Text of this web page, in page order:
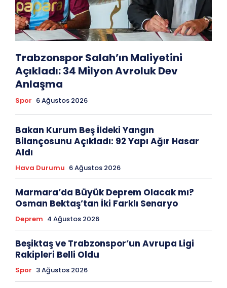
Trabzonspor Salah’ın Maliyetini
Açıkladı: 34 Milyon Avroluk Dev
Anlaşma
Spor 6 Ağustos 2026
Bakan Kurum Beş İldeki Yangın
Bilançosunu Açıkladı: 92 Yapı Ağır Hasar
Aldı
Hava Durumu 6 Ağustos 2026
Marmara’da Büyük Deprem Olacak mı?
Osman Bektaş’tan İki Farklı Senaryo
Deprem 4 Ağustos 2026
Beşiktaş ve Trabzonspor’un Avrupa Ligi
Rakipleri Belli Oldu
Spor 3 Ağustos 2026